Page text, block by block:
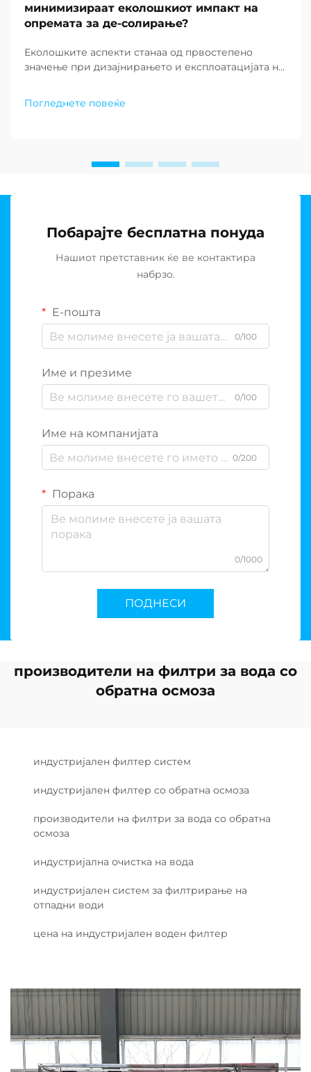
минимизираат еколошкиот импакт на
опремата за де-солирање?
Еколошките аспекти станаа од првостепено
значење при дизајнирањето и експлоатацијата на
светот. Како што недостатокот на вода
продолжува да предизвикува заедниците низ
Погледнете повеќе
Побарајте бесплатна понуда
Нашиот претставник ќе ве контактира
набрзо.
Е-пошта
0/100
Име и презиме
0/100
Име на компанијата
0/200
Порака
0/1000
ПОДНЕСИ
производители на филтри за вода со
обратна осмоза
индустријален филтер систем
индустријален филтер со обратна осмоза
производители на филтри за вода со обратна
осмоза
индустријална очистка на вода
индустријален систем за филтрирање на
отпадни води
цена на индустријален воден филтер